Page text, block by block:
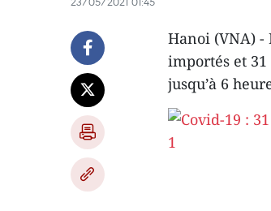
Hanoi (VNA) -
importés et
jusqu’à 6